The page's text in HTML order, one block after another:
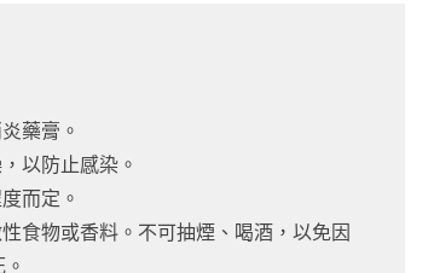
藥膏。
以防止感染。
而定。
食物或香料。不可抽煙、喝酒，以免因